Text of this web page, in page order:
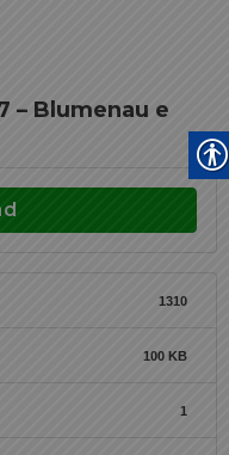
– Blumenau e
1310
100 KB
1